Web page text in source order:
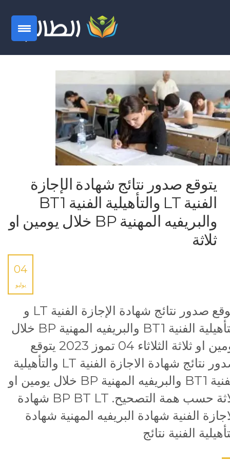
يتوقع صدور نتائج شهادة الإجازة
الفنية LT والتأهيلية الفنية BT1
والبريفيه المهنية BP خلال يومين او
ثلاثة
04
يوليو
يتوقع صدور نتائج شهادة الإجازة الفنية LT و
التأهيلية الفنية BT1 والبريفيه المهنية BP خلال
يومين او ثلاثة الثلاثاء 04 تموز 2023 يتوقع
صدور نتائج شهادة الاجازة الفنية LT والتأهيلية
الفنية BT1 والبريفيه المهنية BP خلال يومين او
ثلاثة حسب همة التصحيح. BP BT LT شهادة
الفنية شهادة البريفيه المهنية شهادة
الفنية نتائج